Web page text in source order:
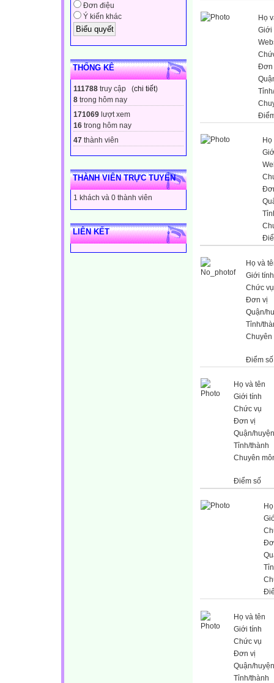
Đơn điệu
Ý kiến khác
THỐNG KÊ
111788 truy cập (chi tiết)
8 trong hôm nay
171069 lượt xem
16 trong hôm nay
47 thành viên
THÀNH VIÊN TRỰC TUYẾN
1 khách và 0 thành viên
LIÊN KẾT
Họ
Giới
Đơn
Họ và
Giới tính
Chức vụ
Đơn vị
Quận/
Tỉnh/
Chuyên
Điểm số
Họ và tên
Giới tính
Chức vụ
Đơn vị
Quận/huyện
Tỉnh/thành
Chuyên
Điểm số
Họ và tên
Giới tính
Chức vụ
Đơn vị
Quận/huyện
Tỉnh/thành